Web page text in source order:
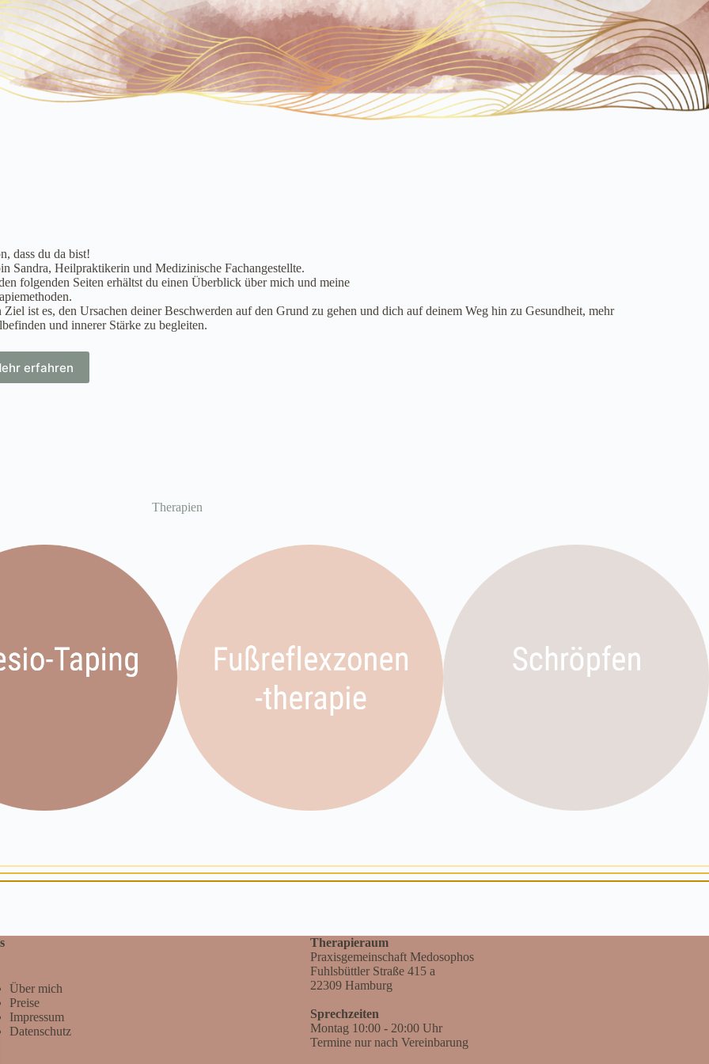
dass du da bist!
Sandra, Heilpraktikerin und Medizinische Fachangestellte.
folgenden Seiten erhältst du einen Überblick über mich und meine
Ziel ist es, den Ursachen deiner Beschwerden auf den Grund zu gehen und dich auf deinem Weg hin zu Gesundheit, mehr
und innerer Stärke zu begleiten.
erfahren
Therapien
Über mich
Preise
Impressum
Datenschutz
Therapieraum
Praxisgemeinschaft Medosophos
Fuhlsbüttler Straße 415 a
22309 Hamburg
Sprechzeiten
Montag 10:00 - 20:00 Uhr
Termine nur nach Vereinbarung